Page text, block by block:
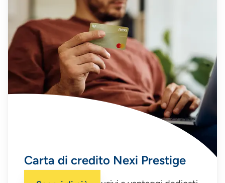
Carta di credito Nexi Prestige